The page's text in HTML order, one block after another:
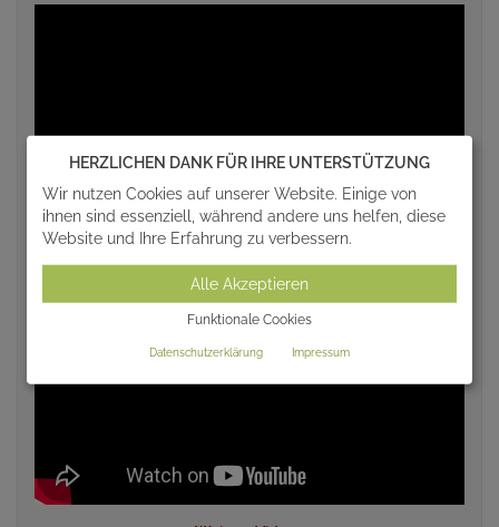
HERZLICHEN DANK FÜR IHRE UNTERSTÜTZUNG
Wir nutzen Cookies auf unserer Website. Einige von
ihnen sind essenziell, während andere uns helfen, diese
Website und Ihre Erfahrung zu verbessern.
Alle Akzeptieren
Funktionale Cookies
Datenschutzerklärung Impressum